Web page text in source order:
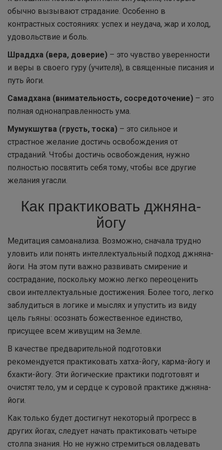
обычно вызывают страдание. Особенно в
контрастных состояниях: успех и неудача, жар и холод,
удовольствие и боль.
Шраддха (вера, доверие) – это чувство уверенности
и веры в своего гуру (учителя), в священные писания и
путь йоги.
Самадхана (внимательность, сосредоточение) – это
полная однонаправленность ума.
Мумукшутва (грусть, тоска) – это сильное и
страстное желание достичь освобождения от
страданий. Чтобы достичь освобождения, нужно
полностью посвятить себя тому, чтобы все другие
желания угасли.
Как практиковать джняна-
йогу
Медитация самоанализа. Возможно, сначала трудно
уловить или понять интеллектуальный подход джняна-
йоги. На этом пути важно развивать смирение и
сострадание, поскольку можно легко переоценить
свои интеллектуальные достижения. Более того, легко
заблудиться в логике и мыслях и упустить из виду
цель гьяны: осознать божественное единство,
присущее всем живущим на Земле.
В качестве предварительной подготовки
рекомендуется практиковать хатха-йогу, карма-йогу и
бхакти-йогу. Эти йогические практики подготовят и
очистят тело, ум и сердце к суровой практике джняна-
йоги.
Как только будет достигнут некоторый прогресс в
других йогах, следует начать практиковать четыре
столпа знания. Но не нужно стремиться овладевать